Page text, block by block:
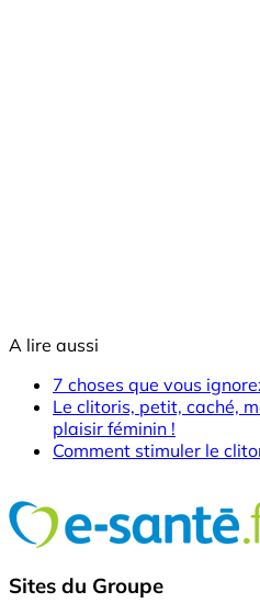
A lire aussi
7 choses que vous
Le clitoris, petit, caché,
plaisir féminin !
Comment stimuler le
Sites du Groupe